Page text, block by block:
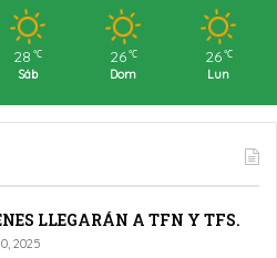
28 ℃
Sáb
26 ℃
Dom
26 ℃
Lun
LLEGARÁN A TFN Y TFS.
2025